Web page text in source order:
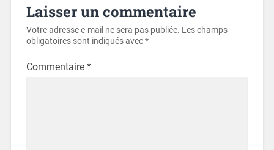
Laisser un commentaire
Votre adresse e-mail ne sera pas publiée. Les champs
obligatoires sont indiqués avec*
Commentaire *